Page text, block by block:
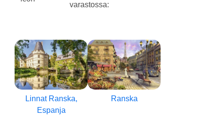
varastossa:
Linnat Ranska,
Espanja
Ranska